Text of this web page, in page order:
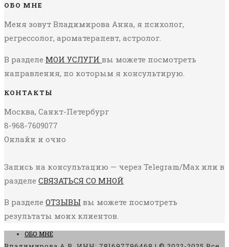
ОБО МНЕ
Меня зовут Владимирова Анна, я психолог,
регрессолог, ароматерапевт, астролог.
В разделе МОИ УСЛУГИ вы можете посмотреть
направления, по которым я консультирую.
КОНТАКТЫ
Москва, Санкт-Петербург
8-968-7609077
Онлайн и очно
Запись на консультацию — через Telegram/Max или в
разделе СВЯЗАТЬСЯ СО МНОЙ
В разделе ОТЗЫВЫ вы можете посмотреть
результаты моих клиентов.
ОБО МНЕ